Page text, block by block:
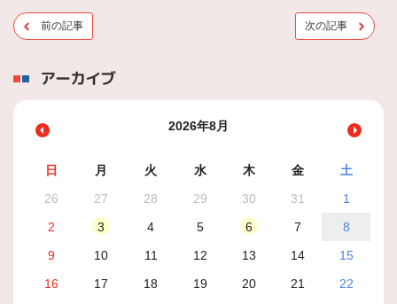
前の記事 次の記事
アーカイブ
2026年8月
日 月 火 水 木 金
土
26
27 28 29 30 31
1
2
3 4 5 6 7
8
9
10 11 12 13 14
15
16
17 18 19 20 21
22